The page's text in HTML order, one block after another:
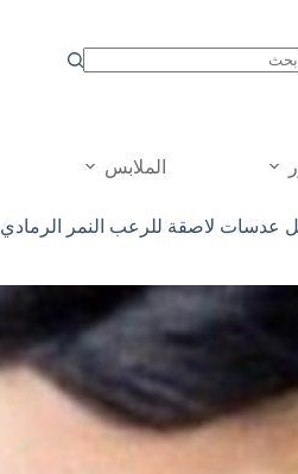
الملابس
عدسات لاصقة للرعب النمر الرمادي